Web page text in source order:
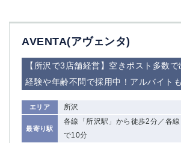
AVENTA(アヴェンタ)
【所沢で3店舗経営】空きポスト多数で
経験や年齢不問で採用中！アルバイト
エリア 所沢
最寄り駅
各線「所沢駅」から徒歩2分／各
で10分
①六本木 ②西麻布
大山
赤坂
高円寺
品川
蒲田東口
多摩センター
立川（南口）
西葛西
中野